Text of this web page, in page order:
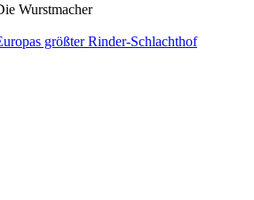
Wurstmacher
größter Rinder-Schlachthof